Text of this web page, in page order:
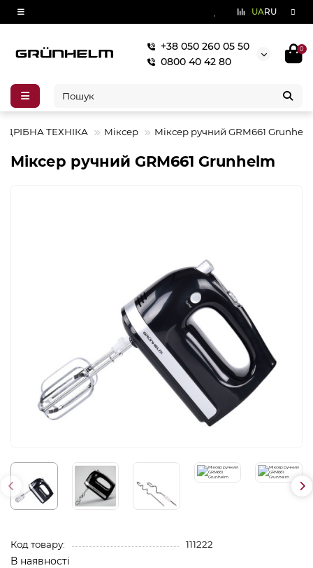
UARU
+38 050 260 05 50
0800 40 42 80
0
ДРІБНА ТЕХНІКА Міксер Міксер ручний GRM661
Міксер ручний GRM661 Grunhelm
Код товару: 111222
В наявності